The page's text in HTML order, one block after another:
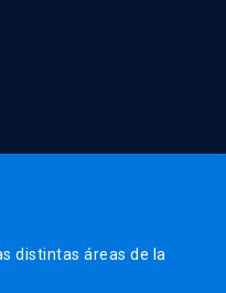
distintas áreas de la